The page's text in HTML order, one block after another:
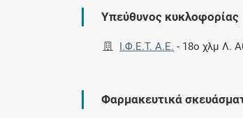
Υπεύθυνος κυκλοφορίας
Ι.Φ.Ε.Τ. A.E. - 18ο χλμ Λ.
Φαρμακευτικά